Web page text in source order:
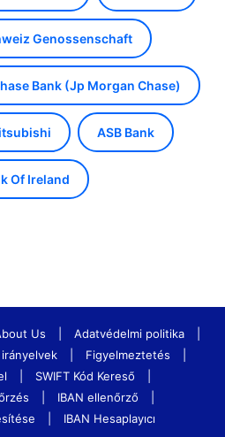
Genossenschaft
Bank (Jp Morgan Chase)
ASB Bank
Of Ireland
Us Adatvédelmi politika
Figyelmeztetés
SWIFT Kód Kereső
IBAN ellenőrző
IBAN Hesaplayıcı